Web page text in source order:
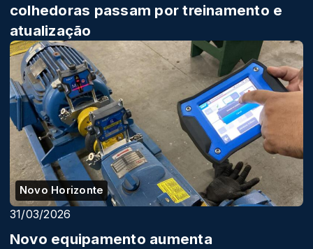
colhedoras passam por treinamento e
atualização
Novo Horizonte
31/03/2026
Novo equipamento aumenta